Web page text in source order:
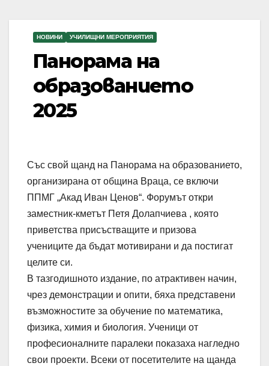
НОВИНИ УЧИЛИЩНИ МЕРОПРИЯТИЯ
Панорама на
образованието
2025
Със свой щанд на Панорама на образованието,
организирана от община Враца, се включи
ППМГ „Акад Иван Ценов“. Форумът откри
заместник-кметът Петя Долапчиева , която
приветства присъстващите и призова
учениците да бъдат мотивирани и да постигат
целите си.
В тазгодишното издание, по атрактивен начин,
чрез демонстрации и опити, бяха представени
възможностите за обучение по математика,
физика, химия и биология. Ученици от
професионалните паралеки показаха нагледно
свои проекти. Всеки от посетителите на щанда